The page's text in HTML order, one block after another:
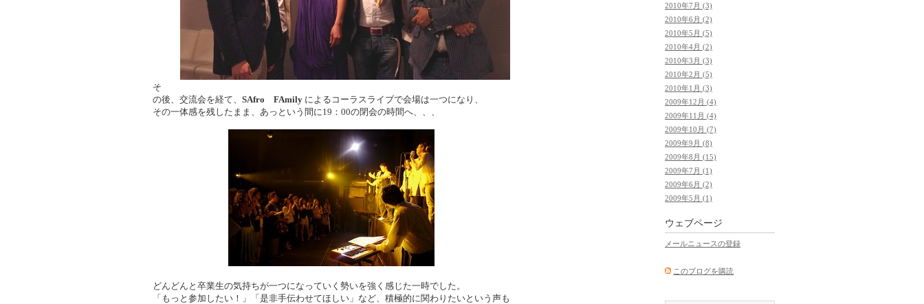
そ
の後、交流会を経て、 SAfro FAmily によるコーラスライブで会場は一つになり、
その一体感を残したまま、あっという間に19：00の閉会の時間へ、、、
どんどんと卒業生の気持ちが一つになっていく勢いを強く感じた一時でした。
「もっと参加したい！」「是非手伝わせてほしい」など、積極的に関わりたいという声も
2010年7月 (3)
2010年6月 (2)
2010年5月 (5)
2010年4月 (2)
2010年3月 (3)
2010年2月 (5)
2010年1月 (3)
2009年12月 (4)
2009年11月 (4)
2009年10月 (7)
2009年9月 (8)
2009年8月 (15)
2009年7月 (1)
2009年6月 (2)
2009年5月 (1)
ウェブページ
メールニュースの登録
このブログを購読